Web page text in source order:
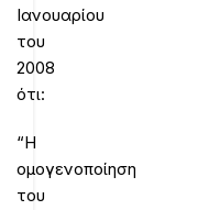
Ιανουαρίου
του
2008
ότι:
“Η
ομογενοποίηση
του